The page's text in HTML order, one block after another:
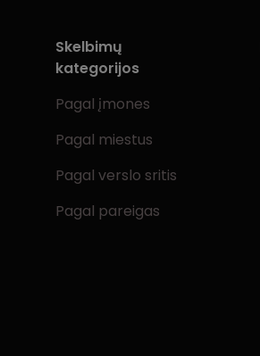
Skelbimų
kategorijos
Pagal įmones
Pagal miestus
Pagal verslo sritis
Pagal pareigas